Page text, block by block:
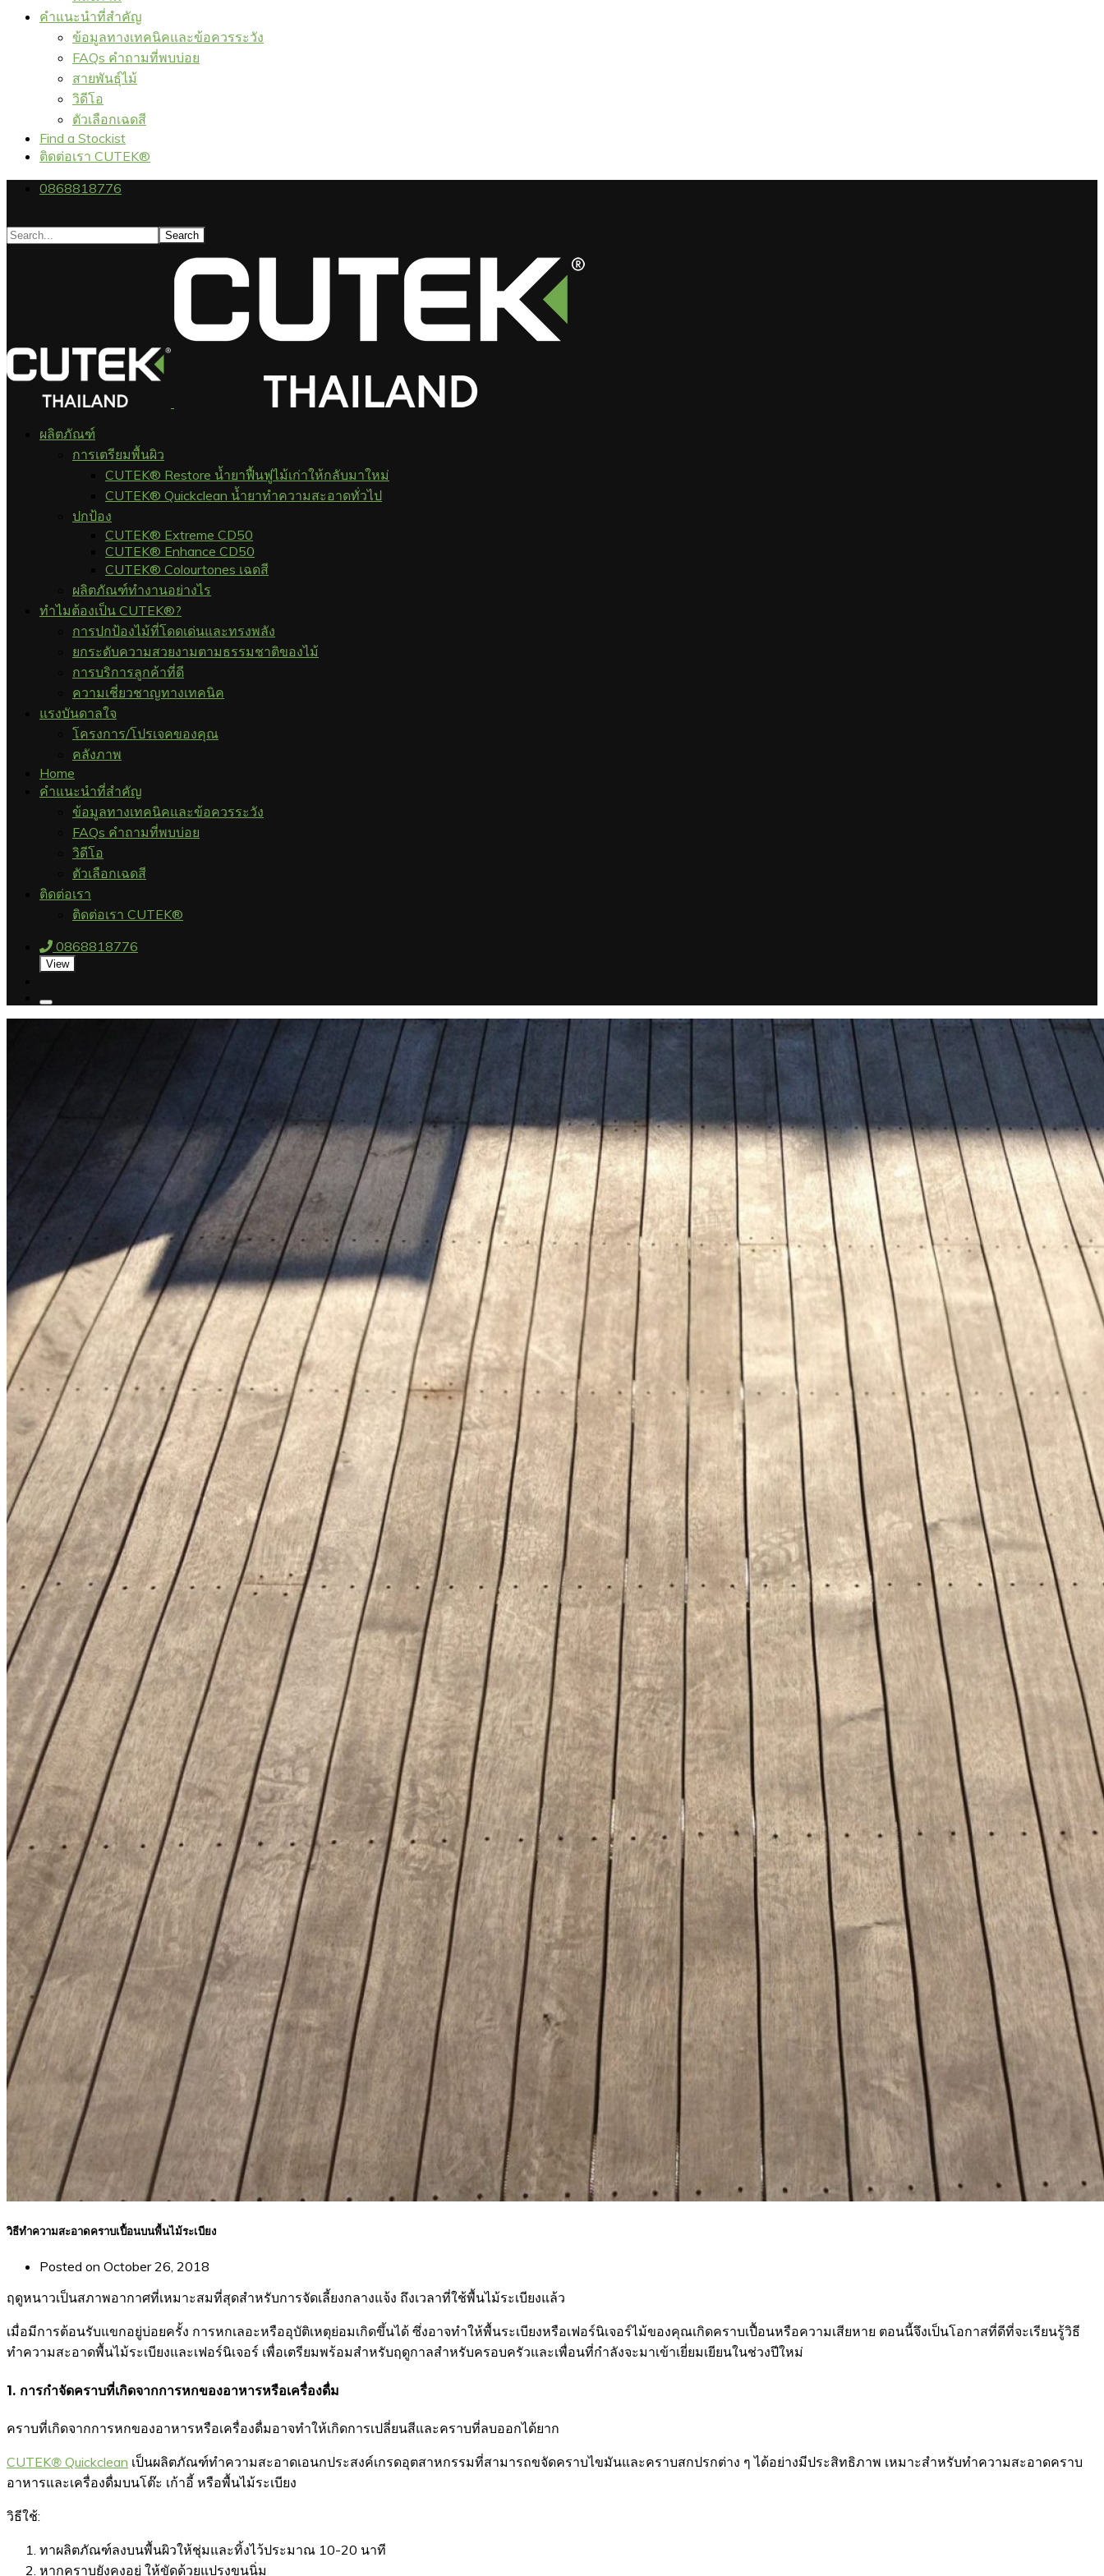
คำแนะนำที่สำคัญ
ข้อมูลทางเทคนิคและข้อควรระวัง
FAQs คำถามที่พบบ่อย
สายพันธุ์ไม้
วิดีโอ
ตัวเลือกเฉดสี
Find a Stockist
ติดต่อเรา CUTEK®
0868818776
ผลิตภัณฑ์
การเตรียมพื้นผิว
CUTEK® Restore น้ำยาฟื้นฟูไม้เก่าให้กลับมาใหม่
CUTEK® Quickclean น้ำยาทำความสะอาดทั่วไป
ปกป้อง
CUTEK® Extreme CD50
CUTEK® Enhance CD50
CUTEK® Colourtones เฉดสี
ผลิตภัณฑ์ทำงานอย่างไร
ทำไมต้องเป็น CUTEK®?
การปกป้องไม้ที่โดดเด่นและทรงพลัง
ยกระดับความสวยงามตามธรรมชาติของไม้
การบริการลูกค้าที่ดี
ความเชี่ยวชาญทางเทคนิค
แรงบันดาลใจ
โครงการ/โปรเจคของคุณ
คลังภาพ
Home
คำแนะนำที่สำคัญ
ข้อมูลทางเทคนิคและข้อควรระวัง
FAQs คำถามที่พบบ่อย
วิดีโอ
ตัวเลือกเฉดสี
ติดต่อเรา
ติดต่อเรา CUTEK®
0868818776
View
วิธีทำความสะอาดคราบเปื้อนบนพื้นไม้ระเบียง
Posted on October 26, 2018
ฤดูหนาวเป็นสภาพอากาศที่เหมาะสมที่สุดสำหรับการจัดเลี้ยงกลางแจ้ง ถึงเวลาที่ใช้พื้นไม้ระเบียงแล้ว
เมื่อมีการต้อนรับแขกอยู่บ่อยครั้ง การหกเลอะหรืออุบัติเหตุย่อมเกิดขึ้นได้ ซึ่งอาจทำให้พื้นระเบียงหรือเฟอร์นิเจอร์ไม้ของคุณเกิดคราบเปื้อนหรือความเสียหาย ตอนนี้จึงเป็นโอกาสที่ดีที่จะเรียนรู้วิธี
ทำความสะอาดพื้นไม้ระเบียงและเฟอร์นิเจอร์ เพื่อเตรียมพร้อมสำหรับฤดูกาลสำหรับครอบครัวและเพื่อนที่กำลังจะมาเข้าเยี่ยมเยียนในช่วงปีใหม่
1. การกำจัดคราบที่เกิดจากการหกของอาหารหรือเครื่องดื่ม
คราบที่เกิดจากการหกของอาหารหรือเครื่องดื่มอาจทำให้เกิดการเปลี่ยนสีและคราบที่ลบออกได้ยาก
CUTEK® Quickclean เป็นผลิตภัณฑ์ทำความสะอาดเอนกประสงค์เกรดอุตสาหกรรมที่สามารถขจัดคราบไขมันและคราบสกปรกต่าง ๆ ได้อย่างมีประสิทธิภาพ เหมาะสำหรับทำความสะอาดคราบ
อาหารและเครื่องดื่มบนโต๊ะ เก้าอี้ หรือพื้นไม้ระเบียง
วิธีใช้:
ทาผลิตภัณฑ์ลงบนพื้นผิวให้ชุ่มและทิ้งไว้ประมาณ 10-20 นาที
หากคราบยังคงอยู่ ให้ขัดด้วยแปรงขนนิ่ม